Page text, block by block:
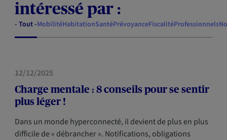
intéressé par :
- Tout -MobilitéHabitationSantéPrévoyanceFiscalitéProfessionnels
SANTÉ
12/12/2025
Charge mentale : 8 conseils pour se sentir
plus léger !
Dans un monde hyperconnecté, il devient de plus en plus
difficile de « débrancher ». Notifications, obligations